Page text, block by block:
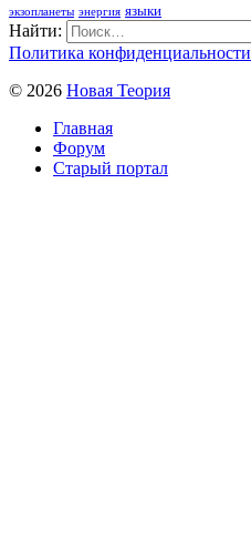
экзопланеты энергия языки
Найти:
Политика конфиденциальности
© 2026 Новая Теория
Главная
Форум
Старый портал